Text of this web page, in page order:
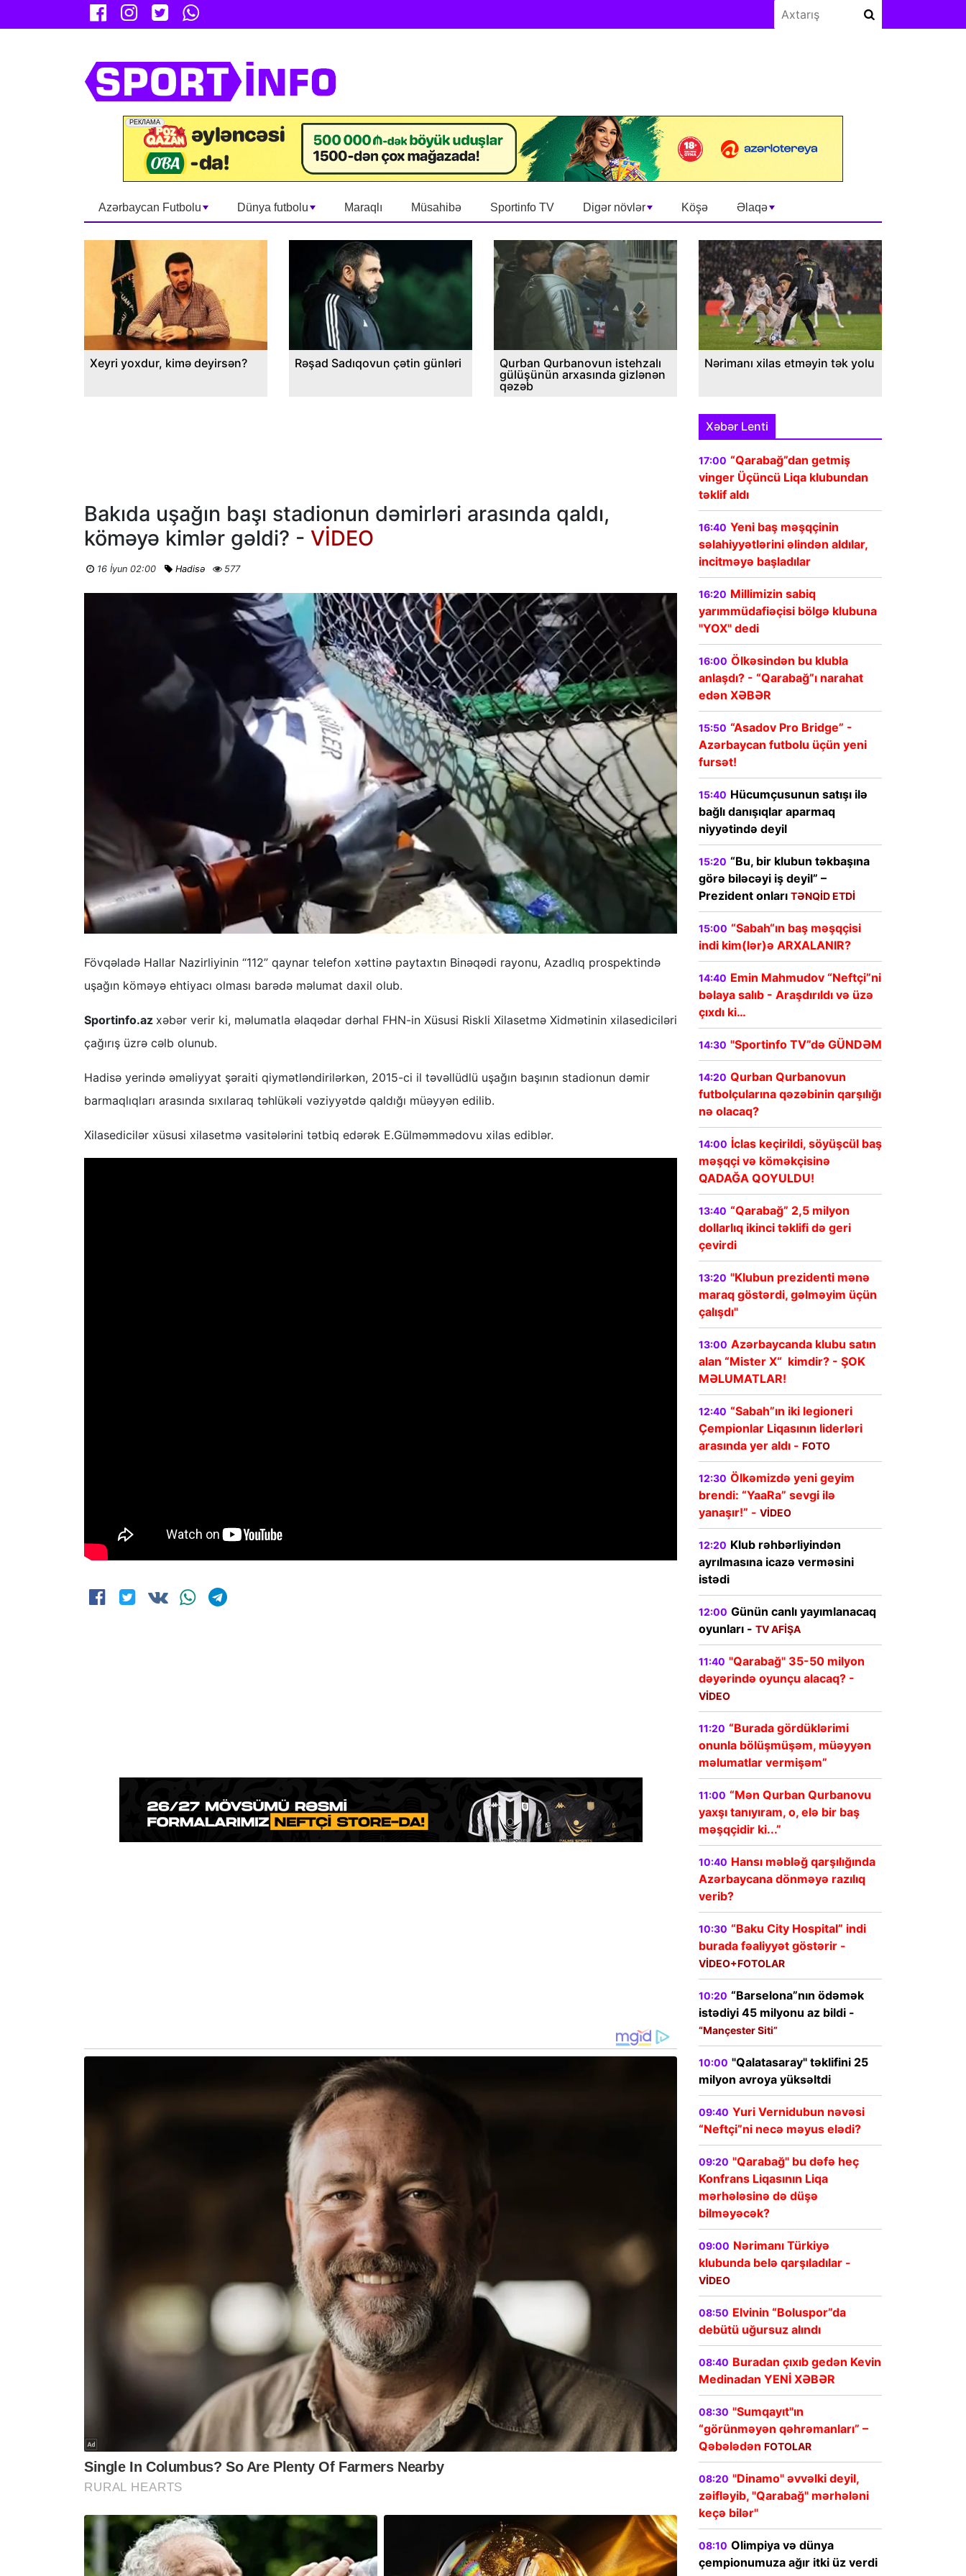
Azərbaycan Futbolu Dünya futbolu Maraqlı Müsahibə Sportinfo TV Digər növlər Köşə Əlaqə
Xeyri yoxdur, kimə deyirsən? Rəşad Sadıqovun çətin günləri
Qurban Qurbanovun istehzalı
gülüşünün arxasında gizlənən
qəzəb
Nərimanı xilas etməyin tək yolu
Bakıda uşağın başı stadionun dəmirləri arasında qaldı,
köməyə kimlər gəldi? - VİDEO
16 İyun 02:00 Hadisə 577
Fövqəladə Hallar Nazirliyinin “112” qaynar telefon xəttinə paytaxtın Binəqədi rayonu, Azadlıq prospektində
uşağın köməyə ehtiyacı olması barədə məlumat daxil olub.
Sportinfo.az xəbər verir ki, məlumatla əlaqədar dərhal FHN-in Xüsusi Riskli Xilasetmə Xidmətinin xilasediciləri
çağırış üzrə cəlb olunub.
Hadisə yerində əməliyyat şəraiti qiymətləndirilərkən, 2015-ci il təvəllüdlü uşağın başının stadionun dəmir
barmaqlıqları arasında sıxılaraq təhlükəli vəziyyətdə qaldığı müəyyən edilib.
Xilasedicilər xüsusi xilasetmə vasitələrini tətbiq edərək E.Gülməmmədovu xilas ediblər.
Xəbər Lenti
17:00 “Qarabağ”dan getmiş
vinger Üçüncü Liqa klubundan
təklif aldı
16:40 Yeni baş məşqçinin
səlahiyyətlərini əlindən aldılar,
incitməyə başladılar
16:20 Millimizin sabiq
yarımmüdafiəçisi bölgə klubuna
"YOX" dedi
16:00 Ölkəsindən bu klubla
anlaşdı? - “Qarabağ”ı narahat
edən XƏBƏR
15:50 “Asadov Pro Bridge” -
Azərbaycan futbolu üçün yeni
fursət!
15:40 Hücumçusunun satışı ilə
bağlı danışıqlar aparmaq
niyyətində deyil
15:20 “Bu, bir klubun təkbaşına
görə biləcəyi iş deyil” –
Prezident onları TƏNQİD ETDİ
15:00 “Sabah“ın baş məşqçisi
indi kim(lər)ə ARXALANIR?
14:40 Emin Mahmudov “Neftçi”ni
bəlaya salıb - Araşdırıldı və üzə
çıxdı ki…
14:30 "Sportinfo TV”də GÜNDƏM
14:20 Qurban Qurbanovun
futbolçularına qəzəbinin qarşılığı
nə olacaq?
14:00 İclas keçirildi, söyüşcül baş
məşqçi və köməkçisinə
QADAĞA QOYULDU!
13:40 “Qarabağ” 2,5 milyon
dollarlıq ikinci təklifi də geri
çevirdi
13:20 "Klubun prezidenti mənə
maraq göstərdi, gəlməyim üçün
çalışdı"
13:00 Azərbaycanda klubu satın
alan “Mister X“ kimdir? - ŞOK
MƏLUMATLAR!
12:40 “Sabah”ın iki legioneri
Çempionlar Liqasının liderləri
arasında yer aldı - FOTO
12:30 Ölkəmizdə yeni geyim
brendi: “YaaRa” sevgi ilə
yanaşır!” - VİDEO
12:20 Klub rəhbərliyindən
ayrılmasına icazə verməsini
istədi
12:00 Günün canlı yayımlanacaq
oyunları - TV AFİŞA
11:40 "Qarabağ" 35-50 milyon
dəyərində oyunçu alacaq? -
VİDEO
11:20 “Burada gördüklərimi
onunla bölüşmüşəm, müəyyən
məlumatlar vermişəm”
11:00 “Mən Qurban Qurbanovu
yaxşı tanıyıram, o, elə bir baş
məşqçidir ki...”
10:40 Hansı məbləğ qarşılığında
Azərbaycana dönməyə razılıq
verib?
10:30 “Baku City Hospital” indi
burada fəaliyyət göstərir -
VİDEO+FOTOLAR
10:20 “Barselona”nın ödəmək
istədiyi 45 milyonu az bildi -
“Mançester Siti”
10:00 "Qalatasaray" təklifini 25
milyon avroya yüksəltdi
09:40 Yuri Vernidubun nəvəsi
“Neftçi”ni necə məyus elədi?
09:20 "Qarabağ" bu dəfə heç
Konfrans Liqasının Liqa
mərhələsinə də düşə
bilməyəcək?
09:00 Nərimanı Türkiyə
klubunda belə qarşıladılar -
VİDEO
08:50 Elvinin “Boluspor”da
debütü uğursuz alındı
08:40 Buradan çıxıb gedən Kevin
Medinadan YENİ XƏBƏR
08:30 "Sumqayıt"ın
“görünməyən qəhrəmanları” –
Qəbələdən FOTOLAR
08:20 "Dinamo" əvvəlki deyil,
zəifləyib, "Qarabağ" mərhələni
keçə bilər"
08:10 Olimpiya və dünya
çempionumuza ağır itki üz verdi